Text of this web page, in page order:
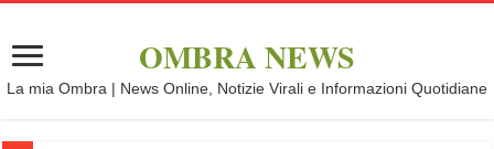
OMBRA NEWS
La mia Ombra | News Online, Notizie Virali e Informazioni Quotidiane